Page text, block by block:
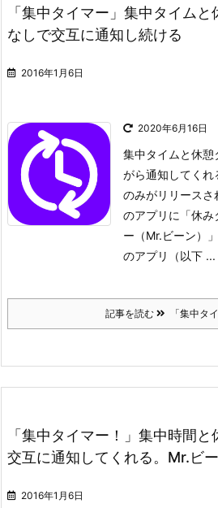
「集中タイマー」集中タイム
なしで交互に通知し続ける
2016年1月6日
2020年6月16日
集中タイムと休憩
がら通知してくれ
のみがリリースさ
のアプリに「休み
ー（Mr.ビーン）
のアプリ（以下 ...
記事を読む 「集中タ
「集中タイマー！」集中時間
交互に通知してくれる。Mr.ビ
2016年1月6日